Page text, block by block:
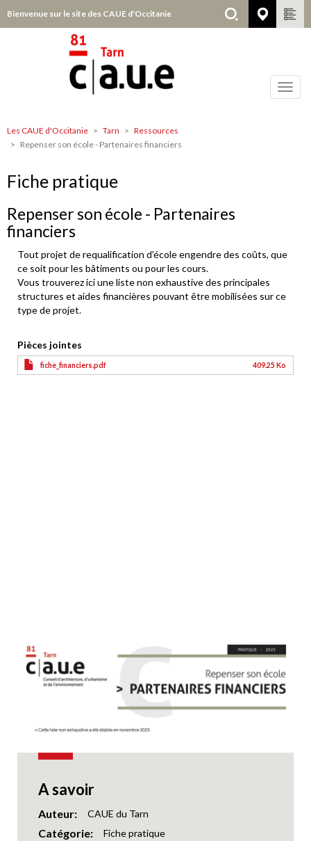
au
Bienvenue sur le site des CAUE d'Occitanie Tarn
Tarn
Les CAUE d'Occitanie Tarn
Ressources
Repenser son école - Partenaires financiers
Fiche pratique
Repenser son école - Partenaires
financiers
Tout projet de requalification d'école engendre des coûts, que
ce soit pour les bâtiments ou pour les cours.
Vous trouverez ici une liste non exhaustive des principales
structures et aides financières pouvant être mobilisées sur ce
type de projet.
Pièces jointes
fiche_financiers.pdf 409.25 Ko
A savoir
Auteur CAUE du Tarn
Catégorie Fiche pratique